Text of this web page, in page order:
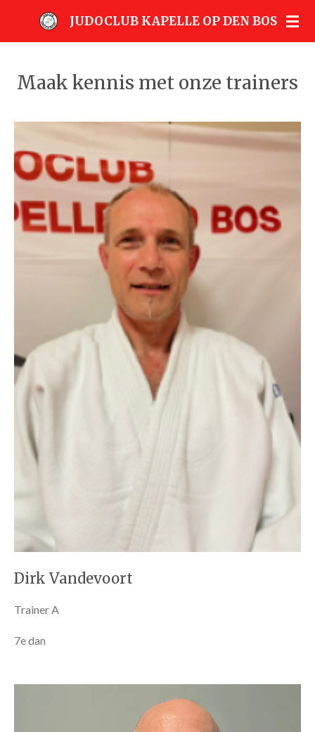
de
JUDOCLUB KAPELLE OP DEN BOS
Maak kennis met onze trainers
Dirk Vandevoort
Trainer A
7e dan